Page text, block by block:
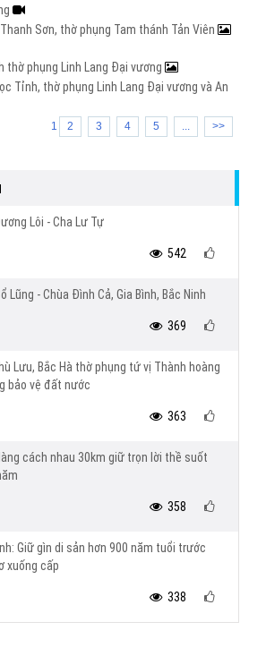
Sơn, thờ phụng Tam thánh Tản Viên
thờ phụng Linh Lang Đại vương
Tỉnh, thờ phụng Linh Lang Đại vương và An
1 2 3 4 5 ... >>
Lôi - Cha Lư Tự
542
Lũng - Chùa Đình Cả, Gia Bình, Bắc Ninh
369
Lưu, Bắc Hà thờ phụng tứ vị Thành hoàng
bảo vệ đất nước
363
cách nhau 30km giữ trọn lời thề suốt
358
Giữ gìn di sản hơn 900 năm tuổi trước
xuống cấp
338